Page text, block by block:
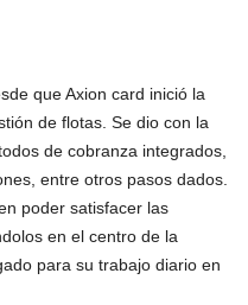
que Axion card inició la
de flotas. Se dio con la
de cobranza integrados,
entre otros pasos dados.
poder satisfacer las
en el centro de la
para su trabajo diario en